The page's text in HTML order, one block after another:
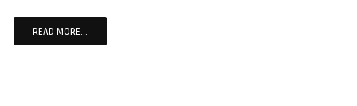
READ MORE...